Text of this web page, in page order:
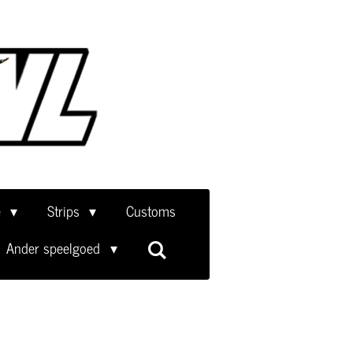
Strips
Customs
Ander speelgoed